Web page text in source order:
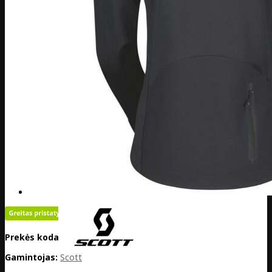
Prekės kodas:
EE02-292019-0001
Gamintojas: Scott